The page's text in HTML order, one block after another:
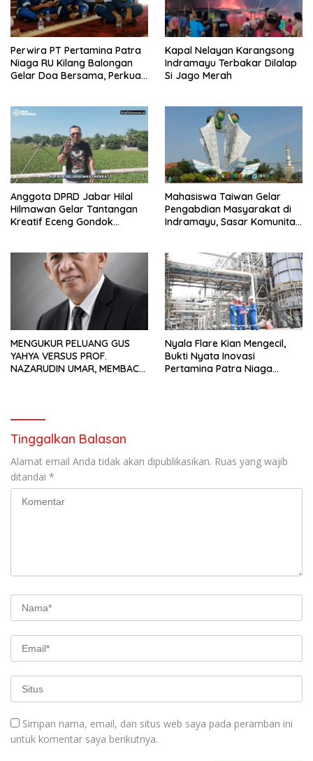
Perwira PT Pertamina Patra
Niaga RU Kilang Balongan
Gelar Doa Bersama, Perkuat
Kapal Nelayan Karangsong
Indramayu Terbakar Dilalap
Si Jago Merah
Anggota DPRD Jabar Hilal
Hilmawan Gelar Tantangan
Kreatif Eceng Gondok
Mahasiswa Taiwan Gelar
Pengabdian Masyarakat di
Indramayu, Sasar Komunitas
MENGUKUR PELUANG GUS
YAHYA VERSUS PROF.
NAZARUDIN UMAR, MEMBACA
Nyala Flare Kian Mengecil,
Bukti Nyata Inovasi
Pertamina Patra Niaga
Tinggalkan Balasan
Alamat email Anda tidak akan dipublikasikan. Ruas yang wajib
ditandai *
Simpan nama, email, dan situs web saya pada peramban ini
untuk komentar saya berikutnya.